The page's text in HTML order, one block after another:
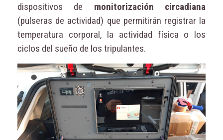
dispositivos de monitorización circadiana
(pulseras de actividad) que permitirán registrar la
temperatura corporal, la actividad física o los
ciclos del sueño de los tripulantes.